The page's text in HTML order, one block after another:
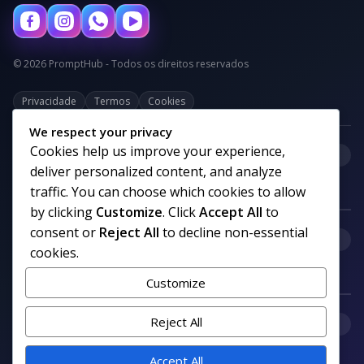
© 2026 PromptHub - Todos os direitos reservados
Privacidade Termos Cookies
Categorias
Links uteis
We respect your privacy
Cookies help us improve your experience,
deliver personalized content, and analyze
traffic. You can choose which cookies to allow
by clicking Customize. ClickAccept All to
consent or Reject All to decline non-essential
cookies.
Customize
Reject All
Accept All